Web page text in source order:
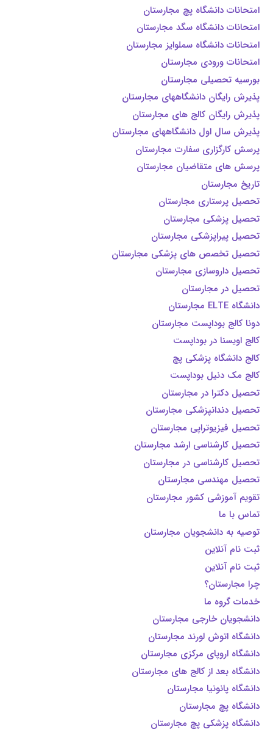
امتحانات دانشگاه پچ مجارستان
امتحانات دانشگاه سگد مجارستان
امتحانات دانشگاه سملوایز مجارستان
امتحانات ورودی مجارستان
بورسیه تحصیلی مجارستان
پذیرش رایگان دانشگاههای مجارستان
پذیرش رایگان کالج های مجارستان
پذیرش سال اول دانشگاههای مجارستان
پرسش کارگزاری سفارت مجارستان
پرسش های متقاضیان مجارستان
تاریخ مجارستان
تحصیل پرستاری مجارستان
تحصیل پزشکی مجارستان
تحصیل پیراپزشکی مجارستان
تحصیل تخصص های پزشکی مجارستان
تحصیل داروسازی مجارستان
تحصیل در مجارستان
دانشگاه ELTE مجارستان
دونا کالج بوداپست مجارستان
کالج اویسنا در بوداپست
کالج دانشگاه پزشکی پچ
کالج مک دنیل بوداپست
تحصیل دکترا در مجارستان
تحصیل دندانپزشکی مجارستان
تحصیل فیزیوتراپی مجارستان
تحصیل کارشناسی ارشد مجارستان
تحصیل کارشناسی در مجارستان
تحصیل مهندسی مجارستان
تقویم آموزشی کشور مجارستان
تماس با ما
توصیه به دانشجویان مجارستان
ثبت نام آنلاین
ثبت نام آنلاین
چرا مجارستان؟
خدمات گروه ما
دانشجویان خارجی مجارستان
دانشگاه اتوش لورند مجارستان
دانشگاه اروپای مرکزی مجارستان
دانشگاه بعد از کالج های مجارستان
دانشگاه پانونیا مجارستان
دانشگاه پچ مجارستان
دانشگاه پزشکی پچ مجارستان